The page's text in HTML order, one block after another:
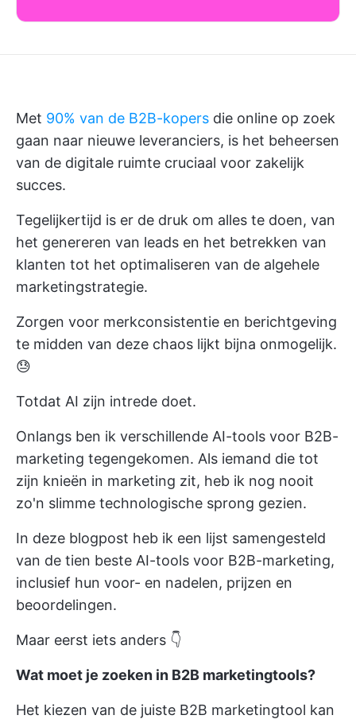
Met 90% van de B2B-kopers die online op zoek
gaan naar nieuwe leveranciers, is het beheersen
van de digitale ruimte cruciaal voor zakelijk
succes.
Tegelijkertijd is er de druk om alles te doen, van
het genereren van leads en het betrekken van
klanten tot het optimaliseren van de algehele
marketingstrategie.
Zorgen voor merkconsistentie en berichtgeving
te midden van deze chaos lijkt bijna onmogelijk.
😓
Totdat AI zijn intrede doet.
Onlangs ben ik verschillende AI-tools voor B2B-
marketing tegengekomen. Als iemand die tot
zijn knieën in marketing zit, heb ik nog nooit
zo'n slimme technologische sprong gezien.
In deze blogpost heb ik een lijst samengesteld
van de tien beste AI-tools voor B2B-marketing,
inclusief hun voor- en nadelen, prijzen en
beoordelingen.
Maar eerst iets anders 👇
Wat moet je zoeken in B2B marketingtools?
Het kiezen van de juiste B2B marketingtool kan